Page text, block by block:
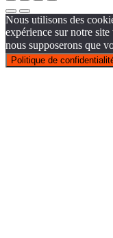
Nous utilisons des
expérience sur notre
nous supposerons que
Politique de